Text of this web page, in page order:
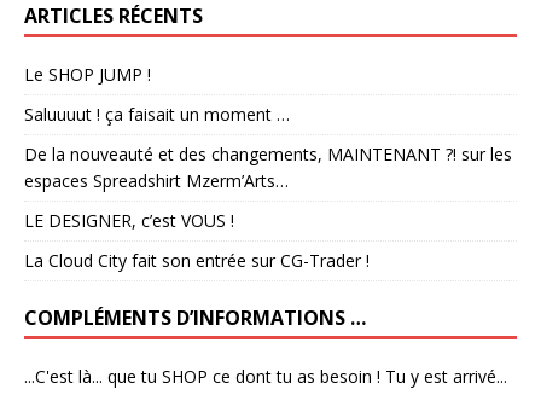
ARTICLES RÉCENTS
Le SHOP JUMP !
Saluuuut ! ça faisait un moment …
De la nouveauté et des changements, MAINTENANT ?! sur les
espaces Spreadshirt Mzerm’Arts…
LE DESIGNER, c’est VOUS !
La Cloud City fait son entrée sur CG-Trader !
COMPLÉMENTS D’INFORMATIONS …
...C'est là... que tu SHOP ce dont tu as besoin ! Tu y est arrivé...